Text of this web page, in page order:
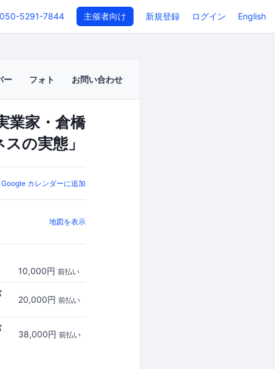
050-5291-7844 主催者向け 新規登録 ログイン English
ー フォト お問い合わせ
業家・倉橋
の実態」
Google カレンダーに追加
地図を表示
10,000円 前払い
20,000円 前払い
38,000円 前払い